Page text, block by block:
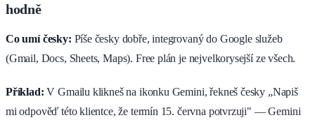
hodně
Co umí česky: Píše česky dobře, integrovaný do Google služeb
(Gmail, Docs, Sheets, Maps). Free plán je nejvelkorysejší ze všech.
Příklad: V Gmailu klikneš na ikonku Gemini, řekneš česky „Napiš
mi odpověď této klientce, že termín 15. června potvrzuji" — Gemini